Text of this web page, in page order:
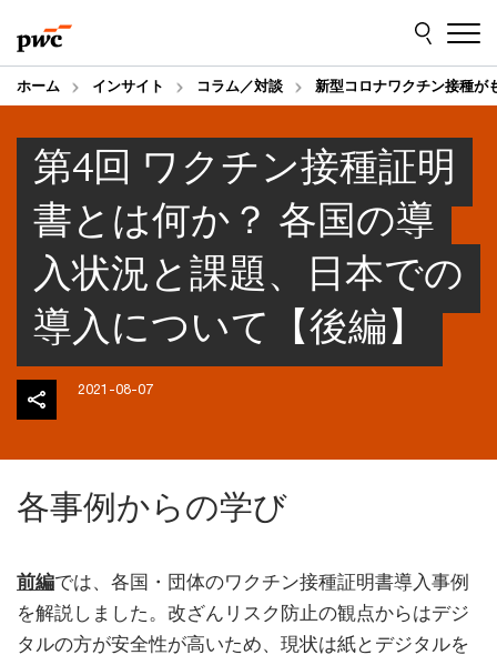
to
content
to
footer
ホーム インサイト コラム／対談 新型コロナワクチン接種が
第4回 ワクチン接種証明
書とは何か？ 各国の導
入状況と課題、日本での
導入について【後編】
2021-08-07
各事例からの学び
前編では、各国・団体のワクチン接種証明書導入事例
を解説しました。改ざんリスク防止の観点からはデジ
タルの方が安全性が高いため、現状は紙とデジタルを